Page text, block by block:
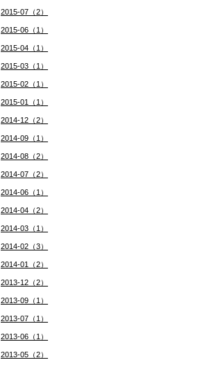
2015-07（2）
2015-06（1）
2015-04（1）
2015-03（1）
2015-02（1）
2015-01（1）
2014-12（2）
2014-09（1）
2014-08（2）
2014-07（2）
2014-06（1）
2014-04（2）
2014-03（1）
2014-02（3）
2014-01（2）
2013-12（2）
2013-09（1）
2013-07（1）
2013-06（1）
2013-05（2）